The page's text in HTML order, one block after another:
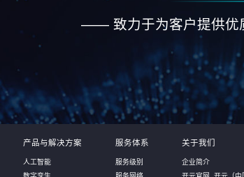
—— 致力于为客户提供优
产品与解决方案
人工智能
服务体系
服务级别
关于我们
企业简介